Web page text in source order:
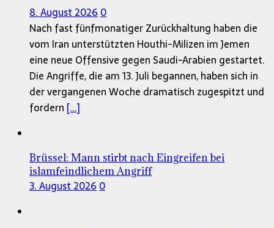
8. August 2026 0
Nach fast fünfmonatiger Zurückhaltung haben die
vom Iran unterstützten Houthi-Milizen im Jemen
eine neue Offensive gegen Saudi-Arabien gestartet.
Die Angriffe, die am 13. Juli begannen, haben sich in
der vergangenen Woche dramatisch zugespitzt und
fordern [...]
Brüssel: Mann stirbt nach Eingreifen bei
islamfeindlichem Angriff
3. August 2026 0